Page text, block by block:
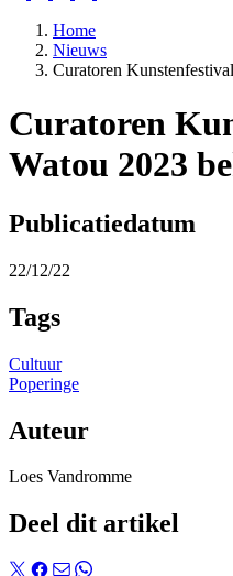
Home
Nieuws
Curatoren
Curatoren
Watou 2023
Publicatiedatum
22/12/22
Tags
Cultuur
Poperinge
Auteur
Loes Vandromme
Deel dit artikel